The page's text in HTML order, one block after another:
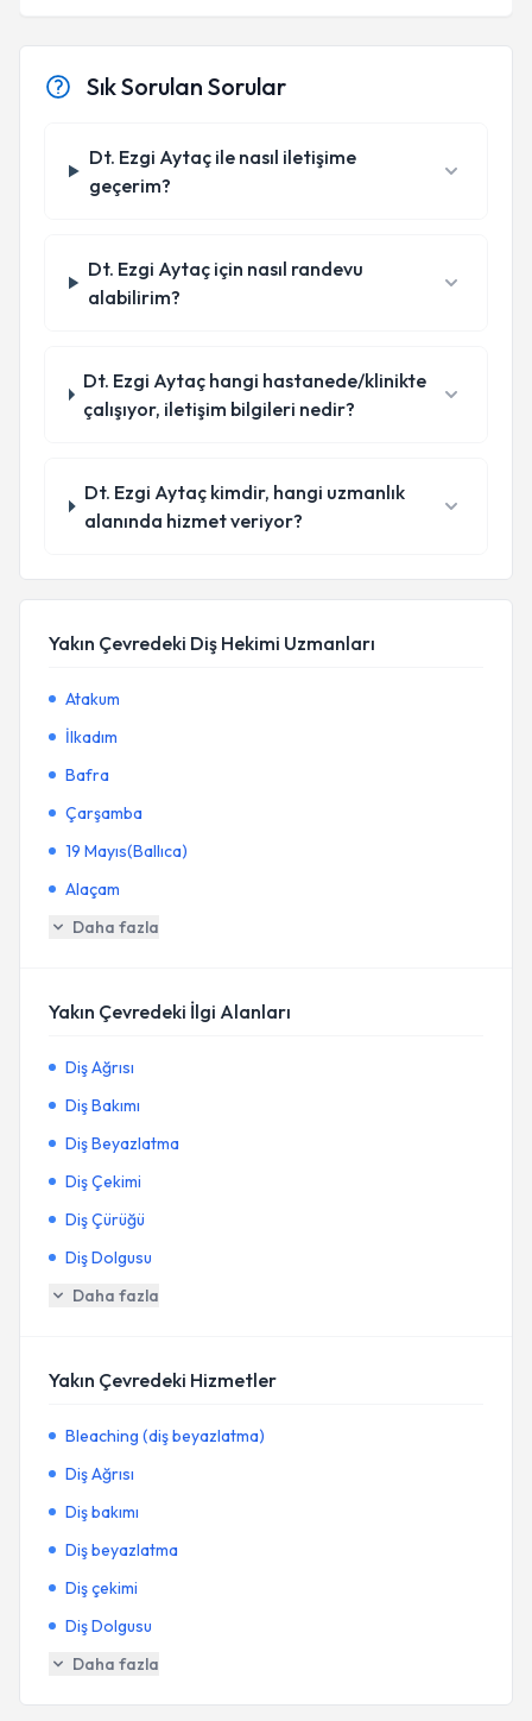
Sık Sorulan Sorular
Dt. Ezgi Aytaç ile nasıl iletişime
geçerim?
Dt. Ezgi Aytaç için nasıl randevu
alabilirim?
Dt. Ezgi Aytaç hangi hastanede/klinikte
çalışıyor, iletişim bilgileri nedir?
Dt. Ezgi Aytaç kimdir, hangi uzmanlık
alanında hizmet veriyor?
Yakın Çevredeki Diş Hekimi Uzmanları
Atakum
İlkadım
Bafra
Çarşamba
19 Mayıs(Ballıca)
Alaçam
Daha fazla
Yakın Çevredeki İlgi Alanları
Diş Ağrısı
Diş Bakımı
Diş Beyazlatma
Diş Çekimi
Diş Çürüğü
Diş Dolgusu
Daha fazla
Yakın Çevredeki Hizmetler
Bleaching (diş beyazlatma)
Diş Ağrısı
Diş bakımı
Diş beyazlatma
Diş çekimi
Diş Dolgusu
Daha fazla